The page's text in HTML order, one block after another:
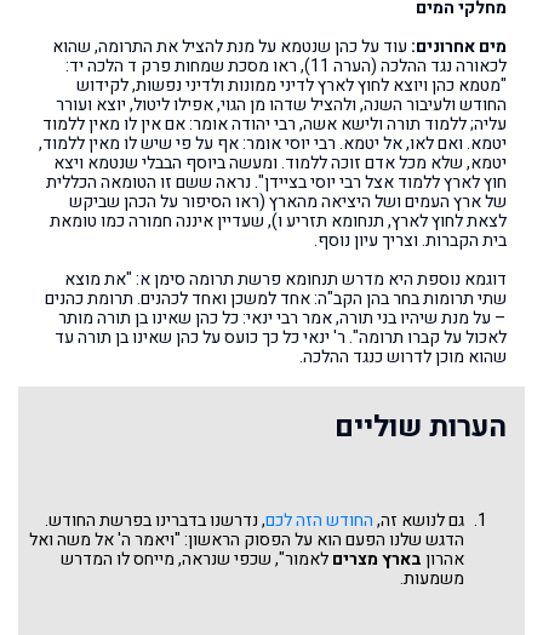
מחלקי המים
מים אחרונים: עוד על כהן שנטמא על מנת להציל את התרומה, שהוא
לכאורה נגד ההלכה (הערה 11), ראו מסכת שמחות פרק ד הלכה יד:
"מטמא כהן ויוצא לחוץ לארץ לדיני ממונות ולדיני נפשות, לקידוש
החודש ולעיבור השנה, ולהציל שדהו מן הגוי, אפילו ליטול, יוצא ועורר
עליה; ללמוד תורה ולישא אשה, רבי יהודה אומר: אם אין לו מאין ללמוד
יטמא. ואם לאו, אל יטמא. רבי יוסי אומר: אף על פי שיש לו מאין ללמוד,
יטמא, שלא מכל אדם זוכה ללמוד. ומעשה ביוסף הבבלי שנטמא ויצא
חוץ לארץ ללמוד אצל רבי יוסי בציידן". נראה ששם זו הטומאה הכללית
של ארץ העמים ושל היציאה מהארץ (ראו הסיפור על הכהן שביקש
לצאת לחוץ לארץ, תנחומא תזריע ו), שעדיין איננה חמורה כמו טומאת
בית הקברות. וצריך עיון נוסף.
דוגמא נוספת היא מדרש תנחומא פרשת תרומה סימן א: "את מוצא
שתי תרומות בחר בהן הקב"ה: אחד למשכן ואחד לכהנים. תרומת כהנים
– על מנת שיהיו בני תורה, אמר רבי ינאי: כל כהן שאינו בן תורה מותר
לאכול על קברו תרומה". ר' ינאי כל כך כועס על כהן שאינו בן תורה עד
שהוא מוכן לדרוש כנגד ההלכה.
הערות שוליים
גם לנושא זה,החודש הזה לכם, נדרשנו בדברינו בפרשת החודש.
הדגש שלנו הפעם הוא על הפסוק הראשון: "ויאמר ה' אל משה ואל
אהרוןבארץ מצריםלאמור", שכפי שנראה, מייחס לו המדרש
משמעות.